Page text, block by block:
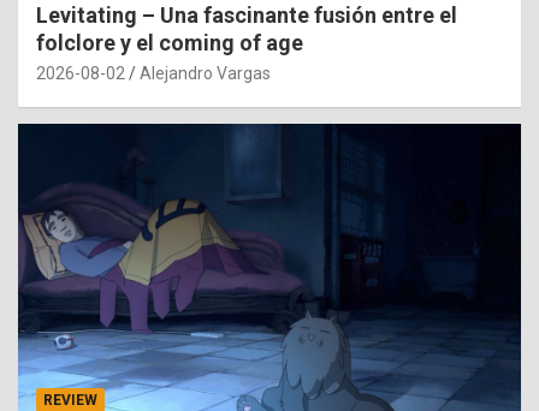
Levitating – Una fascinante fusión entre el
folclore y el coming of age
2026-08-02 Alejandro Vargas
REVIEW